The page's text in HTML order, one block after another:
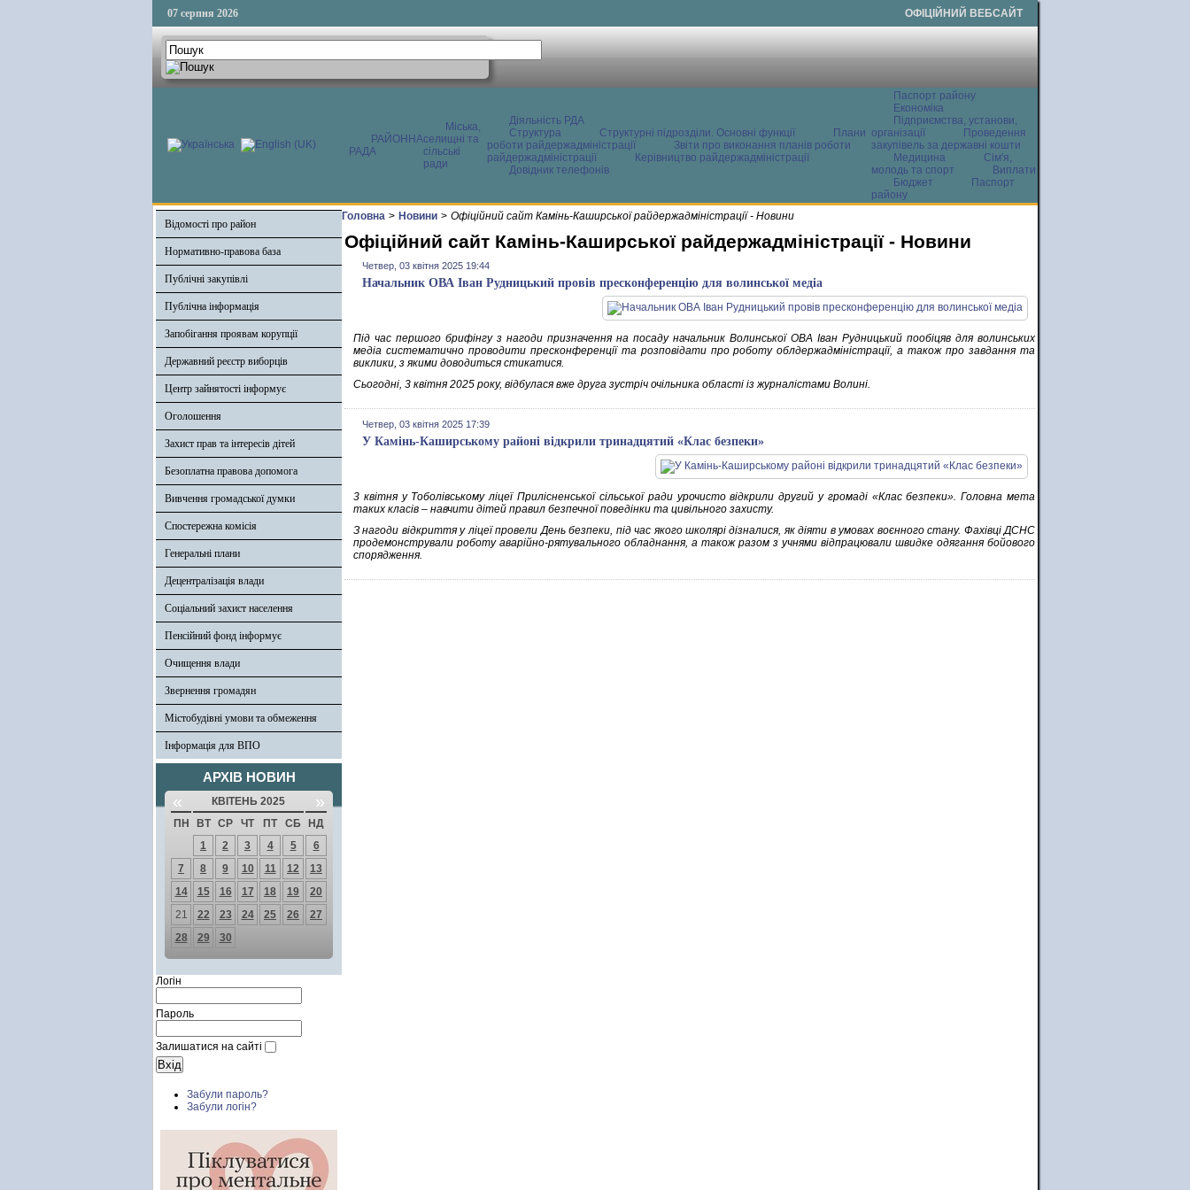
07 серпня 2026 ОФІЦІЙНИЙ ВЕБСАЙТ
РАЙОННА
РАДА
Міська,
селищні та
сільські
ради
Діяльність РДА
Структура
Структурні підрозділи. Основні функції
Плани
роботи райдержадміністрації
Звіти про виконання планів роботи
райдержадміністрації
Керівництво райдержадміністрації
Довідник телефонів
Паспорт району
Економіка
Підприємства, установи,
організації
Проведення
закупівель за державні кошти
Медицина
Сім'я,
молодь та спорт
Виплати
Бюджет
Паспорт
району
Відомості про район
Нормативно-правова база
Публічні закупівлі
Публічна інформація
Запобігання проявам корупції
Державний реєстр виборців
Центр зайнятості інформує
Оголошення
Захист прав та інтересів дітей
Безоплатна правова допомога
Вивчення громадської думки
Спостережна комісія
Генеральні плани
Децентралізація влади
Соціальний захист населення
Пенсійний фонд інформує
Очищення влади
Звернення громадян
Містобудівні умови та обмеження
Інформація для ВПО
АРХІВ НОВИН
« КВІТЕНЬ 2025 »
ПН ВТ СР ЧТ ПТ СБ
НД
1
2 3 4 5
6
7
8 9 10 11 12
13
14
15 16 17 18 19
20
21
22 23 24 25 26
27
28
29 30
Логін
Пароль
Залишатися на сайті
Забули пароль?
Забули логін?
Головна > Новини > Офіційний сайт Камінь-Каширської райдержадміністрації - Новини
Офіційний сайт Камінь-Каширської райдержадміністрації - Новини
Четвер, 03 квітня 2025 19:44
Начальник ОВА Іван Рудницький провів пресконференцію для волинської медіа
Під час першого брифінгу з нагоди призначення на посаду начальник Волинської ОВА Іван Рудницький пообіцяв для волинських
медіа систематично проводити пресконференції та розповідати про роботу облдержадміністрації, а також про завдання та
виклики, з якими доводиться стикатися.
Сьогодні, 3 квітня 2025 року, відбулася вже друга зустріч очільника області із журналістами Волині.
Четвер, 03 квітня 2025 17:39
У Камінь-Каширському районі відкрили тринадцятий «Клас безпеки»
3 квітня у Тоболівському ліцеї Прилісненської сільської ради урочисто відкрили другий у громаді «Клас безпеки». Головна мета
таких класів – навчити дітей правил безпечної поведінки та цивільного захисту.
З нагоди відкриття у ліцеї провели День безпеки, під час якого школярі дізналися, як діяти в умовах воєнного стану. Фахівці ДСНС
продемонстрували роботу аварійно-рятувального обладнання, а також разом з учнями відпрацювали швидке одягання бойового
спорядження.